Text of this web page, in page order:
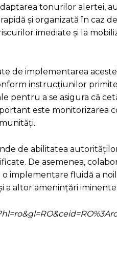
tonurilor alertei,
și organizată în caz
imediate și la
de implementarea
instrucțiunilor
pentru a se asigura că
este monitorizarea
de abilitatea
De asemenea,
implementare fluidă a
a altor amenințări iminente.